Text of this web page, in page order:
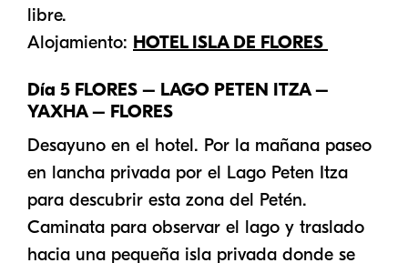
libre.
Alojamiento: HOTEL ISLA DE FLORES
Día 5 FLORES – LAGO PETEN ITZA –
YAXHA – FLORES
Desayuno en el hotel. Por la mañana paseo
en lancha privada por el Lago Peten Itza
para descubrir esta zona del Petén.
Caminata para observar el lago y traslado
hacia una pequeña isla privada donde se